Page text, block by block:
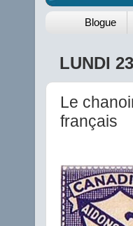
Blogue
LUNDI
Le
français